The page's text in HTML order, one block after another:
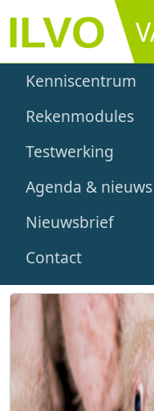
Overslaan en naar de
Main
Kenniscentrum
Rekenmodules
Testwerking
Agenda & nieuws
Nieuwsbrief
Contact